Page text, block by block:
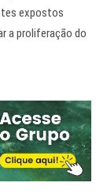
expostos
a proliferação do